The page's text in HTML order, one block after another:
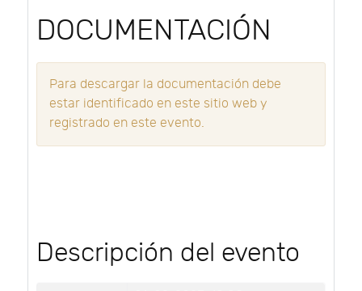
DOCUMENTACIÓN
Para descargar la documentación debe
estar identificado en este sitio web y
registrado en este evento.
Descripción del evento